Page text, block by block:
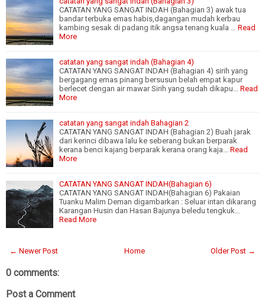
CATATAN YANG SANGAT INDAH (Bahagian 3) awak tua
bandar terbuka emas habis,dagangan mudah kerbau
kambing sesak di padang itik angsa tenang kuala … Read
More
catatan yang sangat indah (Bahagian 4)
CATATAN YANG SANGAT INDAH (Bahagian 4) sirih yang
bergagang emas pinang bersusun belah empat kapur
berlecet dengan air mawar Sirih yang sudah dikapu… Read
More
catatan yang sangat indah Bahagian 2
CATATAN YANG SANGAT INDAH (Bahagian 2) Buah jarak
dari kerinci dibawa lalu ke seberang bukan berparak
kerana benci kajang berparak kerana orang kaja… Read
More
CATATAN YANG SANGAT INDAH(Bahagian 6)
CATATAN YANG SANGAT INDAH(Bahagian 6) Pakaian
Tuanku Malim Deman digambarkan : Seluar intan dikarang
Karangan Husin dan Hasan Bajunya beledu tengkuk…
Read More
← Newer Post Older Post →
Home
0 comments:
Post a Comment